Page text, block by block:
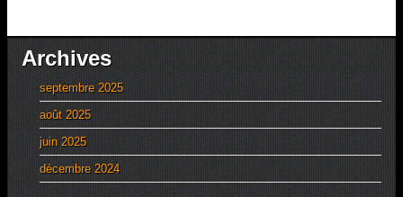
Archives
septembre 2025
août 2025
juin 2025
décembre 2024